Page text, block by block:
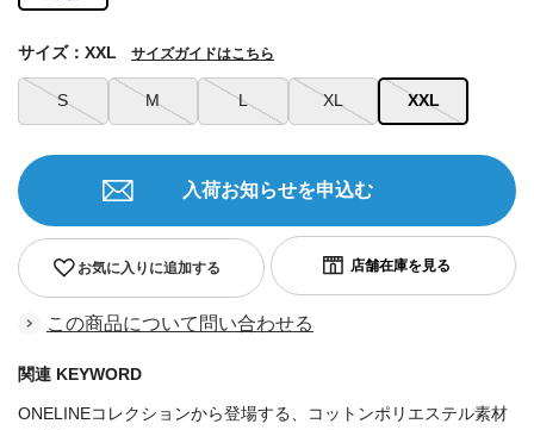
S M L XL XXL
サイズ：XXL サイズガイドはこちら
お気に入りに追加する
入荷お知らせを申込む
この商品について問い合わせる
関連 KEYWORD
ONELINEコレクションから登場する、コットンポリエステル素材